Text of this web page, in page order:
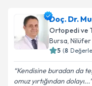
Op. Dr. Halil
oluşturun. Size bu
takvim
Doç. Dr.
Ortopedi ve
Bursa, Nilüfer
5 (8
Kendisine buradan da
omuz yırtığından dolayı...